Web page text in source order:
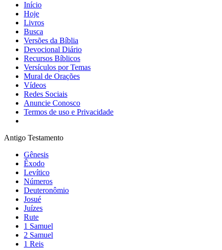
Início
Hoje
Livros
Busca
Versões da Bíblia
Devocional Diário
Recursos Bíblicos
Versículos por Temas
Mural de Orações
Vídeos
Redes Sociais
Anuncie Conosco
Termos de uso e Privacidade
Antigo Testamento
Gênesis
Êxodo
Levítico
Números
Deuteronômio
Josué
Juízes
Rute
1 Samuel
2 Samuel
1 Reis